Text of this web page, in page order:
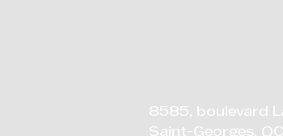
8585, boulevard
Saint-Georges, QC